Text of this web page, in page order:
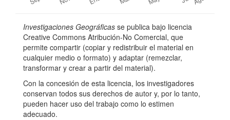
n
p
a
Detalles
del
artículo
Investigaciones Geográficas se publica bajo licencia
Creative Commons Atribución-No Comercial, que
permite compartir (copiar y redistribuir el material en
cualquier medio o formato) y adaptar (remezclar,
transformar y crear a partir del material).
Con la concesión de esta licencia, los investigadores
conservan todos sus derechos de autor y, por lo tanto,
pueden hacer uso del trabajo como lo estimen
adecuado.